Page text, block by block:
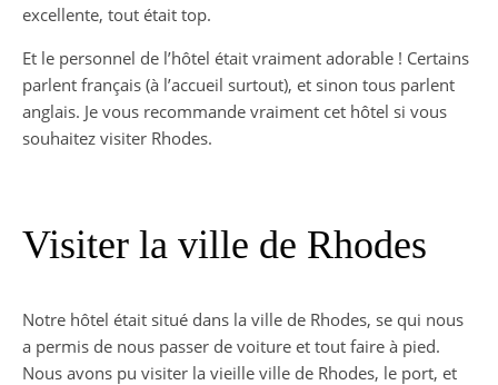
excellente, tout était top.
Et le personnel de l’hôtel était vraiment adorable ! Certains
parlent français (à l’accueil surtout), et sinon tous parlent
anglais. Je vous recommande vraiment cet hôtel si vous
souhaitez visiter Rhodes.
Visiter la ville de Rhodes
Notre hôtel était situé dans la ville de Rhodes, se qui nous
a permis de nous passer de voiture et tout faire à pied.
Nous avons pu visiter la vieille ville de Rhodes, le port, et